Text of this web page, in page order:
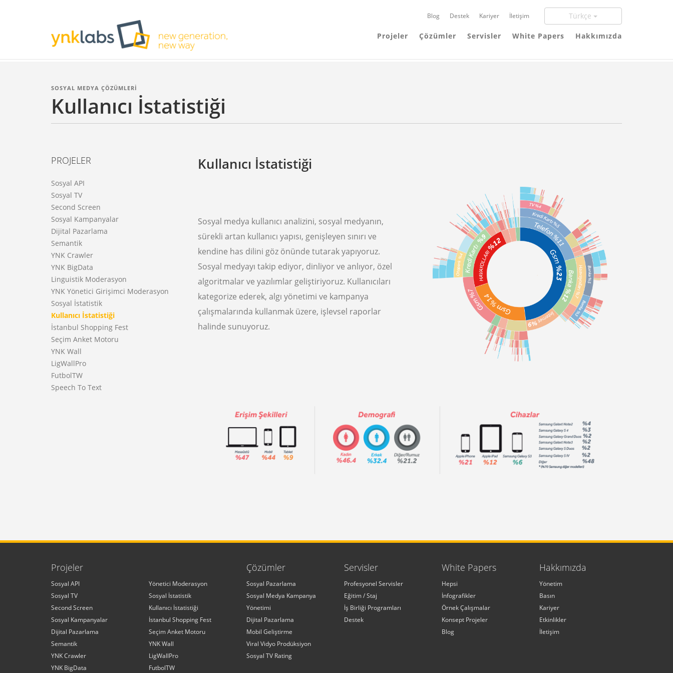
Türkçe
Blog Destek Kariyer İletişim
Projeler Çözümler Servisler White Papers Hakkımızda
SOSYAL MEDYA ÇÖZÜMLERİ
Kullanıcı İstatistiği
PROJELER
Sosyal API
Sosyal TV
Second Screen
Sosyal Kampanyalar
Dijital Pazarlama
Semantik
YNK Crawler
YNK BigData
Linguistik Moderasyon
YNK Yönetici Girişimci Moderasyon
Sosyal İstatistik
Kullanıcı İstatistiği
İstanbul Shopping Fest
Seçim Anket Motoru
YNK Wall
LigWallPro
FutbolTW
Speech To Text
Kullanıcı İstatistiği
Sosyal medya kullanıcı analizini, sosyal medyanın,
sürekli artan kullanıcı yapısı, genişleyen sınırı ve
kendine has dilini göz önünde tutarak yapıyoruz.
Sosyal medyayı takip ediyor, dinliyor ve anlıyor, özel
algoritmalar ve yazılımlar geliştiriyoruz. Kullanıcıları
kategorize ederek, algı yönetimi ve kampanya
çalışmalarında kullanmak üzere, işlevsel raporlar
halinde sunuyoruz.
Projeler
Sosyal API
Sosyal TV
Second Screen
Sosyal Kampanyalar
Dijital Pazarlama
Semantik
YNK Crawler
YNK BigData
Yönetici Moderasyon
Sosyal İstatistik
Kullanıcı İstatistiği
İstanbul Shopping Fest
Seçim Anket Motoru
YNK Wall
LigWallPro
FutbolTW
Çözümler
Sosyal Pazarlama
Sosyal Medya Kampanya
Yönetimi
Dijital Pazarlama
Mobil Geliştirme
Viral Vidyo Prodüksiyon
Sosyal TV Rating
Servisler
Profesyonel Servisler
Eğitim / Staj
İş Birliği Programları
Destek
White Papers
Hepsi
İnfografikler
Örnek Çalışmalar
Konsept Projeler
Blog
Hakkımızda
Yönetim
Basın
Kariyer
Etkinlikler
İletişim